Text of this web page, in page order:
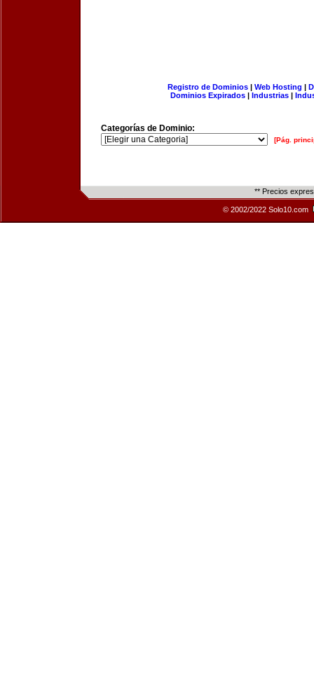
Registro de Dominios| Web Hosting |
Dominios Expirados | Industrias |
Categorías de Dominio:
[Pág.
** Precios
© 2002/2022 Solo10.com